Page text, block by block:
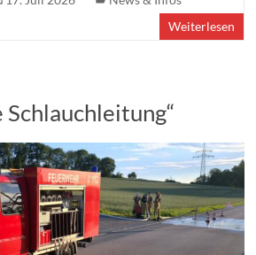
Weiterlesen
Schlauchleitung“